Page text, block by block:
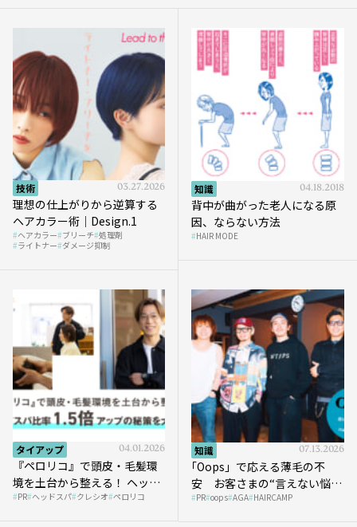
技術 03.27.2026
理想の仕上がりから逆算する
ヘアカラー術｜Design.1
ヘアカラー ブリーチ 処理剤
ライトナー ダメージ抑制
知識 04.18.2018
背中が曲がった老人になる原
因、ならない方法
HAIR MODE
タイアップ 04.01.2026
『ペロリコ』で頭皮・毛髪環
境を土台から整える！ ヘッド
スパ比率1.5倍アップの秘策を
PR ヘッドスパ クレシオ ペロリコ
知識 07.13.2026
｢Oops」で応える薄毛の不
安 お客さまの“言えない悩
み”にどう向き合う？ ＃01
PR oops AGA HAIRCAMP